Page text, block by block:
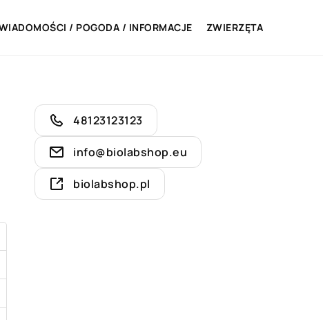
/ POGODA / INFORMACJE ZWIERZĘTA
48123123123
info@biolabshop.eu
biolabshop.pl